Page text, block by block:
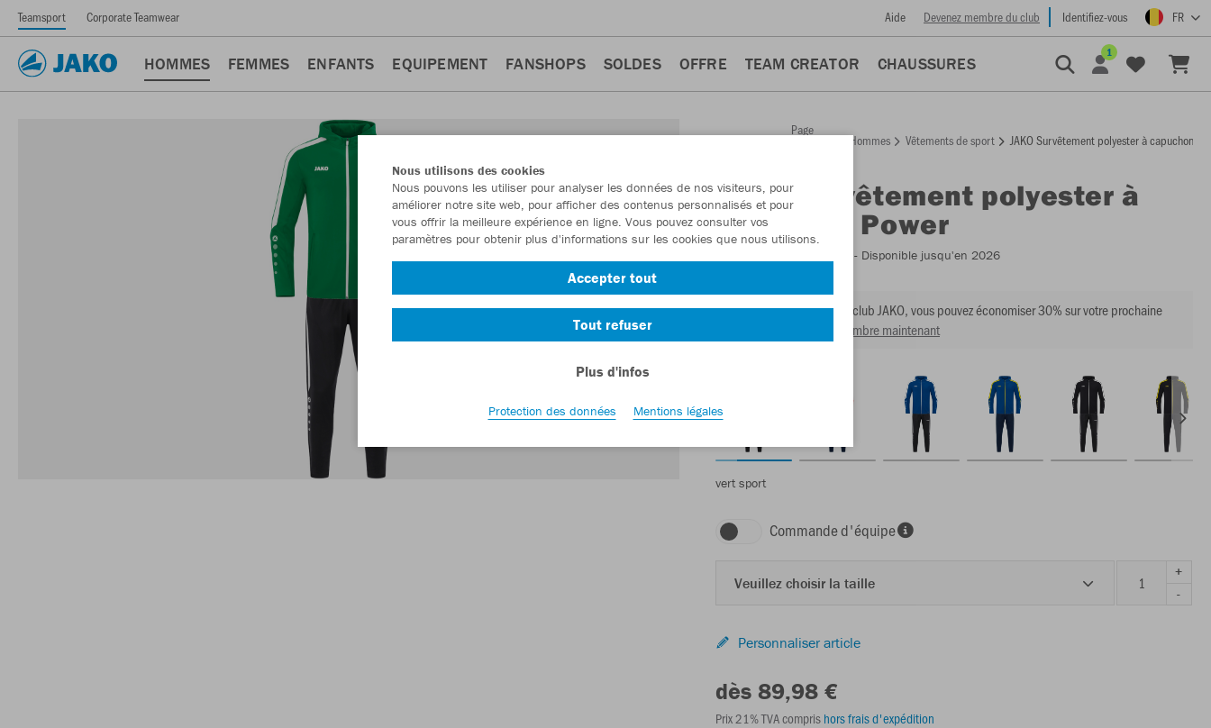
Teamsport Corporate Teamwear Aide Devenez membre du club Identifiez-vous FR
HOMMES FEMMES ENFANTS EQUIPEMENT FANSHOPS SOLDES OFFRE TEAM CREATOR CHAUSSURES
1
Retour
Page
Hommes Vêtements de sport JAKO Survêtement polyester à capuchon
JAKO Survêtement polyester à
capuchon Power
- Disponible jusqu'en 2026
En tant que membre du club JAKO, vous pouvez économiser 30% sur votre prochaine
Devenir membre maintenant
vert sport
Commande d'équipe
Veuillez choisir la taille
+
-
Personnaliser article
dès 89,98 €
Prix 21% TVA compris hors frais d'expédition
Nous utilisons des cookies
Nous pouvons les utiliser pour analyser les données de nos visiteurs, pour
améliorer notre site web, pour afficher des contenus personnalisés et pour
vous offrir la meilleure expérience en ligne. Vous pouvez consulter vos
paramètres pour obtenir plus d'informations sur les cookies que nous utilisons.
Accepter tout
Tout refuser
Plus d'infos
Protection des données Mentions légales